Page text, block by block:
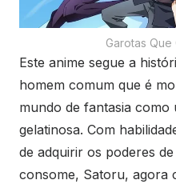
Garotas Que
Este anime segue a
homem comum que é
mundo de fantasia
gelatinosa. Com
de adquirir os poderes
consome, Satoru, agora